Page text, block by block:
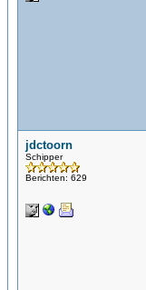
jdctoorn
Schipper
Berichten: 629